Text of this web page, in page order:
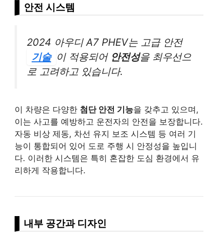
안전 시스템
2024 아우디 A7 PHEV는 고급 안전
기술 이 적용되어 안전성을 최우선으
로 고려하고 있습니다.
이 차량은 다양한 첨단 안전 기능을 갖추고 있으며,
이는 사고를 예방하고 운전자의 안전을 보장합니다.
자동 비상 제동, 차선 유지 보조 시스템 등 여러 기
능이 통합되어 있어 도로 주행 시 안정성을 높입니
다. 이러한 시스템은 특히 혼잡한 도심 환경에서 유
리하게 작용합니다.
내부 공간과 디자인